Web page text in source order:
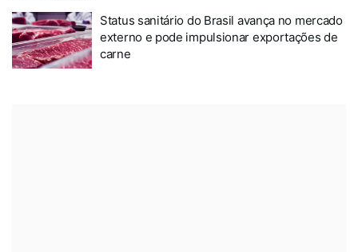
Status sanitário do Brasil avança no mercado
externo e pode impulsionar exportações de
carne